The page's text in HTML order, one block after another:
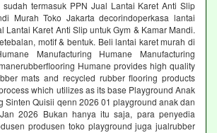
termasuk PPN Jual Lantai Karet Anti Slip
Murah Toko Jakarta decorindoperkasa lantai
Lantai Karet Anti Slip untuk Gym & Kamar Mandi.
motif & bentuk. Beli lantai karet murah di
Manufacturing Humane Manufacturing
Humane provides high quality
mats and recycled rubber flooring products
which utilizes as its base Playground Anak
Sinten Quisii qenn 2026 01 playground anak dan
2026 Bukan hanya itu saja, para penyedia
produsen toko playground juga jualrubber